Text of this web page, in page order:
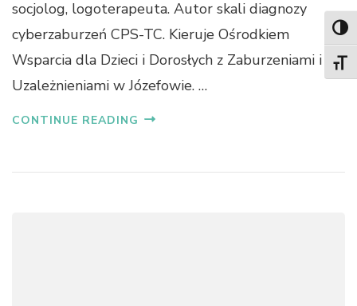
socjolog, logoterapeuta. Autor skali diagnozy
cyberzaburzeń CPS-TC. Kieruje Ośrodkiem
Wsparcia dla Dzieci i Dorosłych z Zaburzeniami i
Uzależnieniami w Józefowie. …
CONTINUE READING